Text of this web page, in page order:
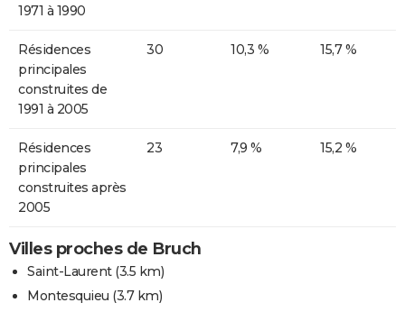
1971 à 1990
Résidences
principales
construites de
1991 à 2005
30 10,3 % 15,7 %
Résidences
principales
construites après
2005
23 7,9 % 15,2 %
Villes proches de Bruch
Saint-Laurent(3.5 km)
Montesquieu (3.7 km)